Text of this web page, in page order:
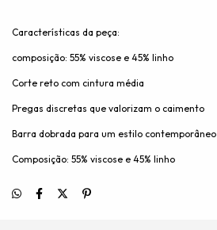
Características da peça:
composição: 55% viscose e 45% linho
Corte reto com cintura média
Pregas discretas que valorizam o caimento
Barra dobrada para um estilo contemporâneo
Composição: 55% viscose e 45% linho